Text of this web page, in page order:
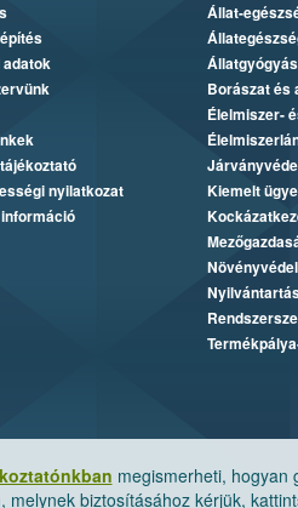
megismerheti, hogyan
melynek biztosításához kérjük,
nyilatkozat
Állat-
Borászat és
Élelmiszer-
Kiemelt